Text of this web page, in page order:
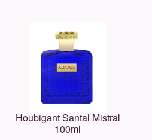
Houbigant Santal Mistral
100ml